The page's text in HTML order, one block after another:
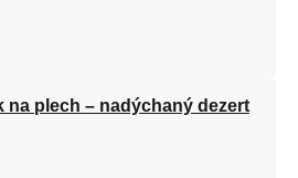
na plech – nadýchaný dezert